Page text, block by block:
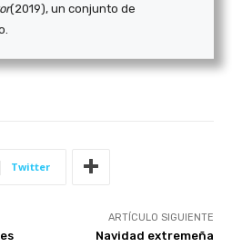
(2019), un conjunto de
Twitter
ARTÍCULO SIGUIENTE
Navidad extremeña